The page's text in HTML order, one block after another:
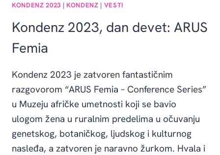
KONDENZ 2023 | KONDENZ | VESTI
Kondenz 2023, dan devet: ARUS
Femia
Kondenz 2023 je zatvoren fantastičnim
razgovorom “ARUS Femia – Conference Series”
u Muzeju afričke umetnosti koji se bavio
ulogom žena u ruralnim predelima u očuvanju
genetskog, botaničkog, ljudskog i kulturnog
nasleđa, a zatvoren je naravno žurkom. Hvala i